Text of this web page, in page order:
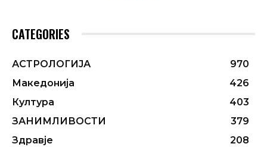
CATEGORIES
АСТРОЛОГИЈА
970
Македонија
426
Култура
403
ЗАНИМЛИВОСТИ
379
Здравје
208